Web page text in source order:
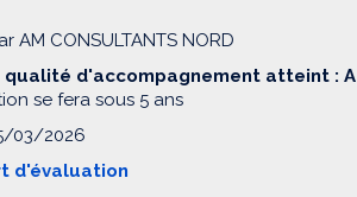
AM CONSULTANTS NORD
qualité d'accompagnement atteint : A
se fera sous 5 ans
03/2026
d'évaluation